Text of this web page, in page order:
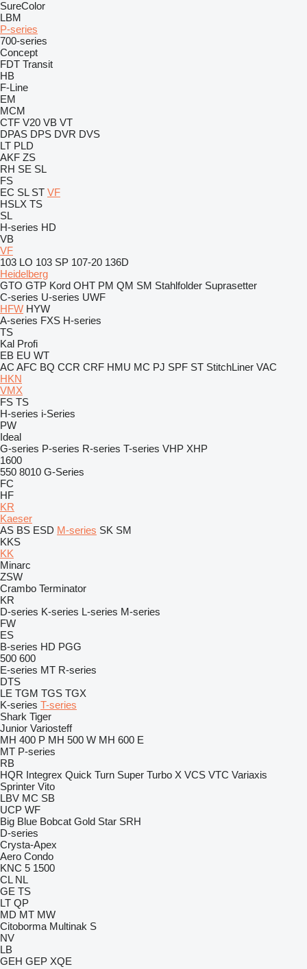
SureColor
LBM
P-series
700-series
Concept
FDT Transit
HB
F-Line
EM
MCM
CTF V20 VB VT
DPAS DPS DVR DVS
LT PLD
AKF ZS
RH SE SL
FS
EC SL ST VF
HSLX TS
SL
H-series HD
VB
VF
103 LO 103 SP 107-20 136D
Heidelberg
GTO GTP Kord OHT PM QM SM Stahlfolder Suprasetter
C-series U-series UWF
HFW HYW
A-series FXS H-series
TS
Kal Profi
EB EU WT
AC AFC BQ CCR CRF HMU MC PJ SPF ST StitchLiner VAC
HKN
VMX
FS TS
H-series i-Series
PW
Ideal
G-series P-series R-series T-series VHP XHP
1600
550 8010 G-Series
FC
HF
KR
Kaeser
AS BS ESD M-series SK SM
KKS
KK
Minarc
ZSW
Crambo Terminator
KR
D-series K-series L-series M-series
FW
ES
B-series HD PGG
500 600
E-series MT R-series
DTS
LE TGM TGS TGX
K-series T-series
Shark Tiger
Junior Variosteff
MH 400 P MH 500 W MH 600 E
MT P-series
RB
HQR Integrex Quick Turn Super Turbo X VCS VTC Variaxis
Sprinter Vito
LBV MC SB
UCP WF
Big Blue Bobcat Gold Star SRH
D-series
Crysta-Apex
Aero Condo
KNC 5 1500
CL NL
GE TS
LT QP
MD MT MW
Citoborma Multinak S
NV
LB
GEH GEP XQE